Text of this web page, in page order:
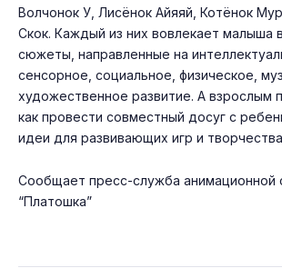
Волчонок У, Лисёнок Айяяй, Котёнок
Скок. Каждый из них вовлекает малыша
сюжеты, направленные на
сенсорное, социальное, физическое,
художественное развитие. А взрослым
как провести совместный досуг с
идеи для развивающих игр и
Сообщает пресс-служба анимационной
“Платошка”